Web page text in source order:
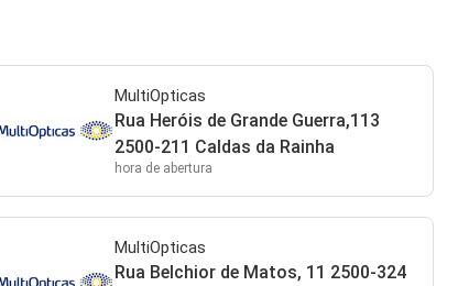
MultiOpticas
Rua Heróis de Grande Guerra,113
2500-211 Caldas da Rainha
hora de abertura
MultiOpticas
Rua Belchior de Matos, 11 2500-324